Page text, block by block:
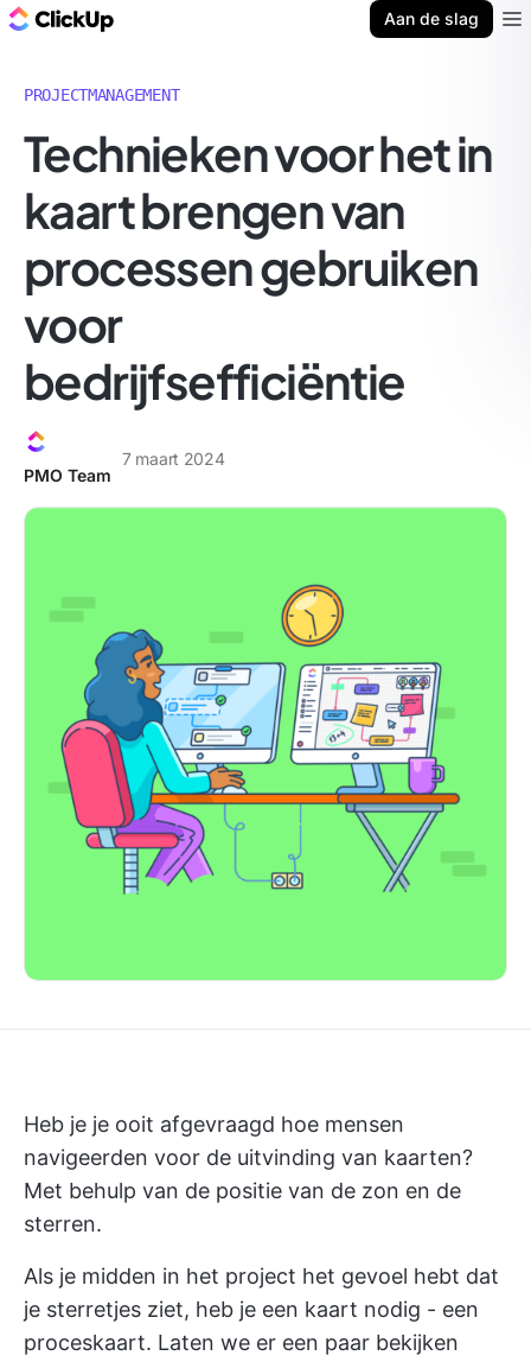
Aan de slag
PROJECTMANAGEMENT
Technieken voor het in
kaart brengen van
processen gebruiken
voor
bedrijfsefficiëntie
PMO Team
7 maart 2024
Heb je je ooit afgevraagd hoe mensen
navigeerden voor de uitvinding van kaarten?
Met behulp van de positie van de zon en de
sterren.
Als je midden in het project het gevoel hebt dat
je sterretjes ziet, heb je een kaart nodig - een
proceskaart. Laten we er een paar bekijken